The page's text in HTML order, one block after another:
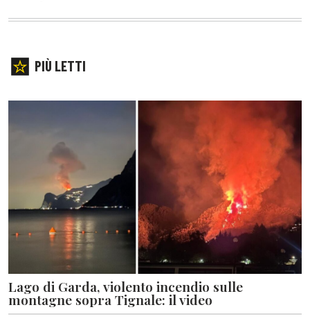
PIÙ LETTI
Lago di Garda, violento incendio sulle
montagne sopra Tignale: il video